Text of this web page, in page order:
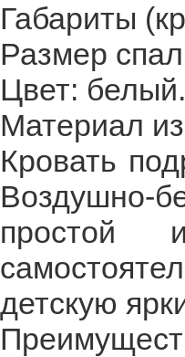
Габариты
Размер
Цвет: белый.
Материал
Кровать
Воздушно-
простой
детскую